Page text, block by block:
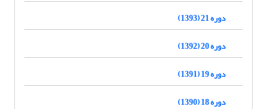
دوره 21 (1393)
دوره 20 (1392)
دوره 19 (1391)
دوره 18 (1390)